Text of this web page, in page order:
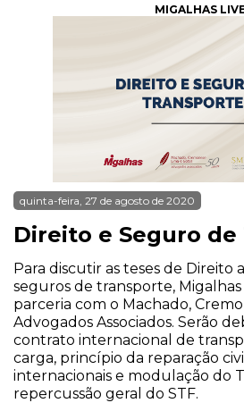
MIGALHAS
quinta-feira, 27 de agosto de 2020
Direito e Seguro
Para discutir as teses de Direito
seguros de transporte,
parceria com o Machado,
Advogados Associados. Serão
contrato internacional de
carga, princípio da reparação
internacionais e modulação do
repercussão geral do STF.